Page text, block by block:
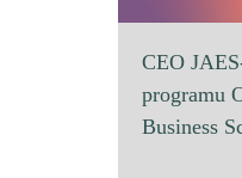
CEO
programu
Business